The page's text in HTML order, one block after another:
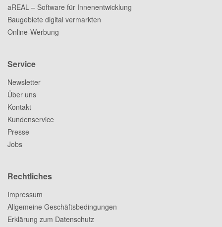
aREAL – Software für Innenentwicklung
Baugebiete digital vermarkten
Online-Werbung
Service
Newsletter
Über uns
Kontakt
Kundenservice
Presse
Jobs
Rechtliches
Impressum
Allgemeine Geschäftsbedingungen
Erklärung zum Datenschutz